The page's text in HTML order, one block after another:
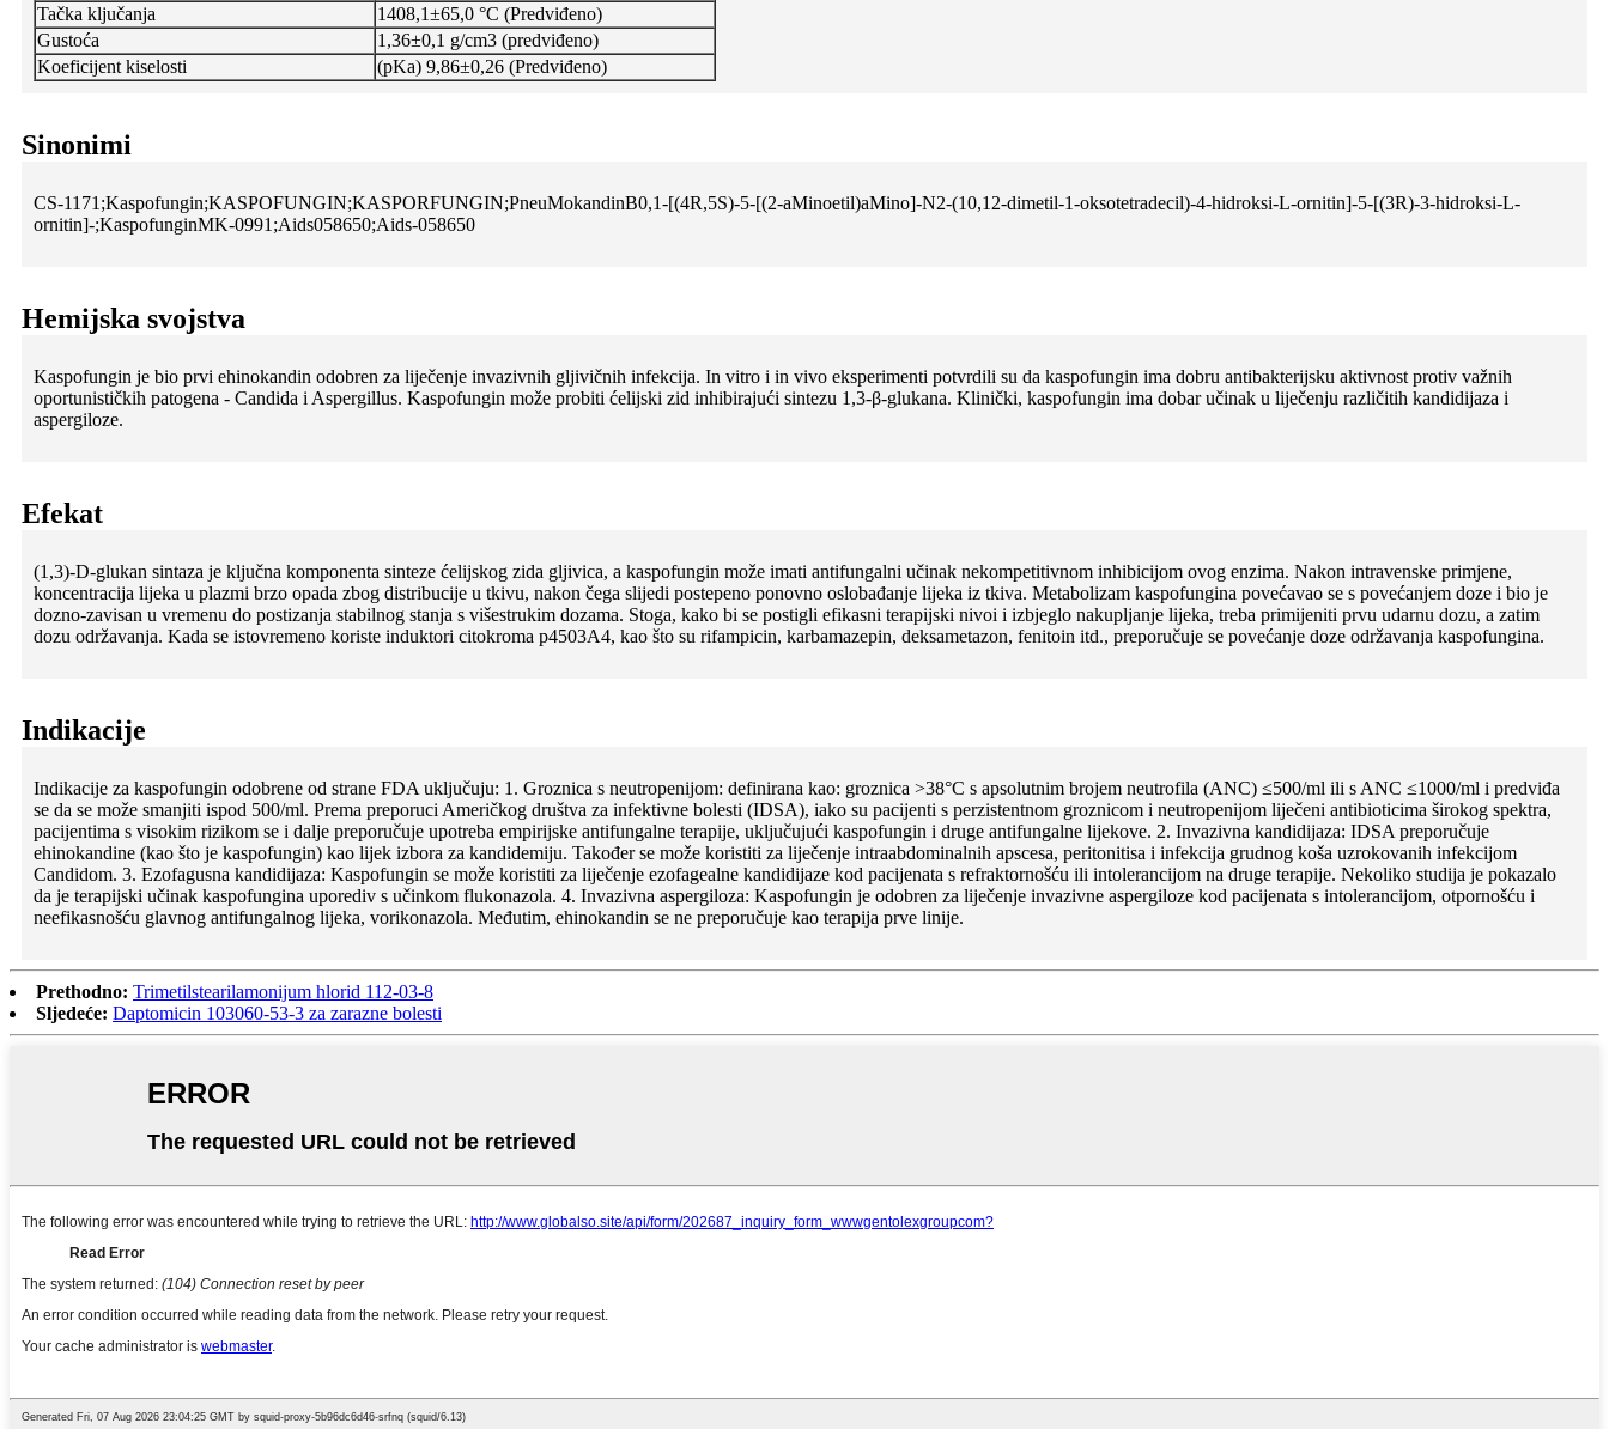
Tačka ključanja
1408,1±65,0 °C (Predviđeno)
Gustoća
1,36±0,1 g/cm3 (predviđeno)
Koeficijent kiselosti
(pKa) 9,86±0,26 (Predviđeno)
Sinonimi
CS-1171;Kaspofungin;KASPOFUNGIN;KASPORFUNGIN;PneuMokandinB0,1-[(4R,5S)-5-[(2-aMinoetil)aMino]-N2-(10,12-dimetil-1-oksotetradecil)-4-hidroksi-L-ornitin]-5-[(3R)-3-hidroksi-L-
ornitin]-;KaspofunginMK-0991;Aids058650;Aids-058650
Hemijska svojstva
Kaspofungin je bio prvi ehinokandin odobren za liječenje invazivnih gljivičnih infekcija. In vitro i in vivo eksperimenti potvrdili su da kaspofungin ima dobru antibakterijsku aktivnost protiv važnih
oportunističkih patogena - Candida i Aspergillus. Kaspofungin može probiti ćelijski zid inhibirajući sintezu 1,3-β-glukana. Klinički, kaspofungin ima dobar učinak u liječenju različitih kandidijaza i
aspergiloze.
Efekat
(1,3)-D-glukan sintaza je ključna komponenta sinteze ćelijskog zida gljivica, a kaspofungin može imati antifungalni učinak nekompetitivnom inhibicijom ovog enzima. Nakon intravenske primjene,
koncentracija lijeka u plazmi brzo opada zbog distribucije u tkivu, nakon čega slijedi postepeno ponovno oslobađanje lijeka iz tkiva. Metabolizam kaspofungina povećavao se s povećanjem doze i bio je
dozno-zavisan u vremenu do postizanja stabilnog stanja s višestrukim dozama. Stoga, kako bi se postigli efikasni terapijski nivoi i izbjeglo nakupljanje lijeka, treba primijeniti prvu udarnu dozu, a zatim
dozu održavanja. Kada se istovremeno koriste induktori citokroma p4503A4, kao što su rifampicin, karbamazepin, deksametazon, fenitoin itd., preporučuje se povećanje doze održavanja kaspofungina.
Indikacije
Indikacije za kaspofungin odobrene od strane FDA uključuju: 1. Groznica s neutropenijom: definirana kao: groznica >38°C s apsolutnim brojem neutrofila (ANC) ≤500/ml ili s ANC ≤1000/ml i predviđa
se da se može smanjiti ispod 500/ml. Prema preporuci Američkog društva za infektivne bolesti (IDSA), iako su pacijenti s perzistentnom groznicom i neutropenijom liječeni antibioticima širokog spektra,
pacijentima s visokim rizikom se i dalje preporučuje upotreba empirijske antifungalne terapije, uključujući kaspofungin i druge antifungalne lijekove. 2. Invazivna kandidijaza: IDSA preporučuje
ehinokandine (kao što je kaspofungin) kao lijek izbora za kandidemiju. Također se može koristiti za liječenje intraabdominalnih apscesa, peritonitisa i infekcija grudnog koša uzrokovanih infekcijom
Candidom. 3. Ezofagusna kandidijaza: Kaspofungin se može koristiti za liječenje ezofagealne kandidijaze kod pacijenata s refraktornošću ili intolerancijom na druge terapije. Nekoliko studija je pokazalo
da je terapijski učinak kaspofungina uporediv s učinkom flukonazola. 4. Invazivna aspergiloza: Kaspofungin je odobren za liječenje invazivne aspergiloze kod pacijenata s intolerancijom, otpornošću i
neefikasnošću glavnog antifungalnog lijeka, vorikonazola. Međutim, ehinokandin se ne preporučuje kao terapija prve linije.
Prethodno: Trimetilstearilamonijum hlorid 112-03-8
Sljedeće: Daptomicin 103060-53-3 za zarazne bolesti